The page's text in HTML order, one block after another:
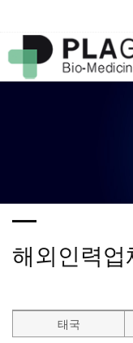
해외인력업
태국